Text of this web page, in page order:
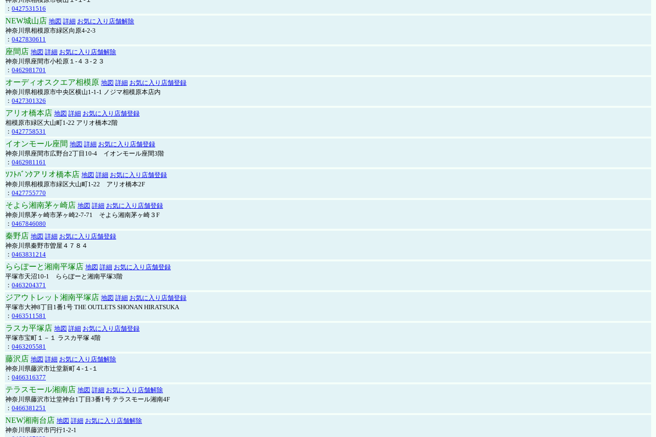
： 0427531516
NEW城山店 地図 詳細 お気に入り店舗解除
神奈川県相模原市緑区向原4-2-3
： 0427830611
座間店 地図 詳細 お気に入り店舗解除
神奈川県座間市小松原１-４３-２３
： 0462981701
オーディオスクエア相模原 地図 詳細 お気に入り店舗登録
神奈川県相模原市中央区横山1-1-1 ノジマ相模原本店内
： 0427301326
アリオ橋本店 地図 詳細 お気に入り店舗登録
相模原市緑区大山町1-22 アリオ橋本2階
： 0427758531
イオンモール座間 地図 詳細 お気に入り店舗登録
神奈川県座間市広野台2丁目10-4 イオンモール座間3階
： 0462981161
ｿﾌﾄﾊﾞﾝｸアリオ橋本店 地図 詳細 お気に入り店舗登録
神奈川県相模原市緑区大山町1-22 アリオ橋本2F
： 0427755770
そよら湘南茅ヶ崎店 地図 詳細 お気に入り店舗登録
神奈川県茅ヶ崎市茅ヶ崎2‐7‐71 そよら湘南茅ヶ崎３F
： 0467846080
秦野店 地図 詳細 お気に入り店舗登録
神奈川県秦野市曽屋４７８４
： 0463831214
ららぽーと湘南平塚店 地図 詳細 お気に入り店舗登録
平塚市天沼10-1 ららぽーと湘南平塚3階
： 0463204371
ジアウトレット湘南平塚店 地図 詳細 お気に入り店舗登録
平塚市大神8丁目1番1号 THE OUTLETS SHONAN HIRATSUKA
： 0463511581
ラスカ平塚店 地図 詳細 お気に入り店舗登録
平塚市宝町１－１ ラスカ平塚 4階
： 0463205581
藤沢店 地図 詳細 お気に入り店舗解除
神奈川県藤沢市辻堂新町４-１-１
： 0466316377
テラスモール湘南店 地図 詳細 お気に入り店舗解除
神奈川県藤沢市辻堂神台1丁目3番1号 テラスモール湘南4F
： 0466381251
NEW湘南台店 地図 詳細 お気に入り店舗解除
神奈川県藤沢市円行1-2-1